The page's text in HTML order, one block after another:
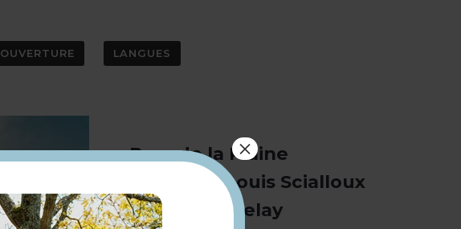
OUVERTURE LANGUES
Parc de la Plaine
Rue Jean-Louis Scialloux
78200 Buchelay
×